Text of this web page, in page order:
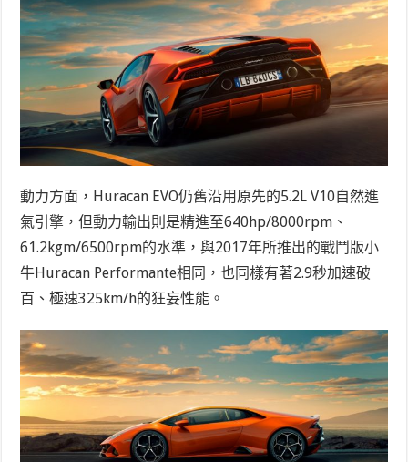
動力方面，Huracan EVO仍舊沿用原先的5.2L V10自然進
氣引擎，但動力輸出則是精進至640hp/8000rpm、
61.2kgm/6500rpm的水準，與2017年所推出的戰鬥版小
牛Huracan Performante相同，也同樣有著2.9秒加速破
百、極速325km/h的狂妄性能。